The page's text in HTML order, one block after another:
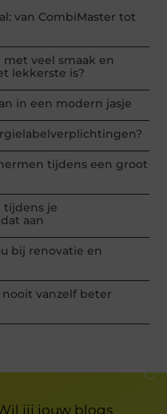
van CombiMaster tot
veel smaak en
lekkerste is?
in een modern jasje
tijdens een groot
tijdens je
aan
bij renovatie en
vanzelf beter
jij jouw blogs